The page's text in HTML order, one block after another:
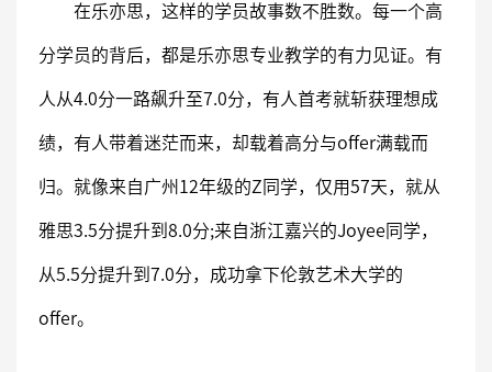
在乐亦思，这样的学员故事数不胜数。每一个高
分学员的背后，都是乐亦思专业教学的有力见证。有
人从4.0分一路飙升至7.0分，有人首考就斩获理想成
绩，有人带着迷茫而来，却载着高分与offer满载而
归。就像来自广州12年级的Z同学，仅用57天，就从
雅思3.5分提升到8.0分;来自浙江嘉兴的Joyee同学，
从5.5分提升到7.0分，成功拿下伦敦艺术大学的
offer。